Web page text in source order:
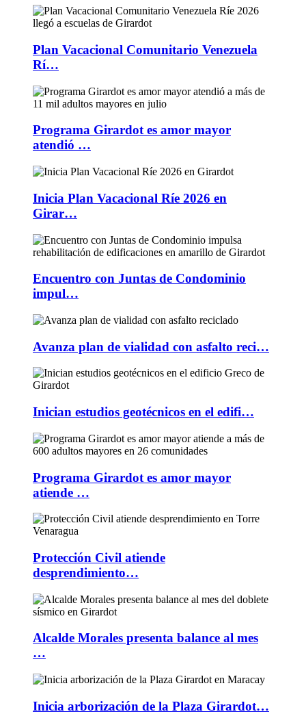
Plan Vacacional Comunitario Venezuela
Rí…
Programa Girardot es amor mayor
atendió …
Inicia Plan Vacacional Ríe 2026 en
Girar…
Encuentro con Juntas de Condominio
impul…
Avanza plan de vialidad con asfalto reci…
Inician estudios geotécnicos en el edifi…
Programa Girardot es amor mayor
atiende …
Protección Civil atiende
desprendimiento…
Alcalde Morales presenta balance al mes
…
Inicia arborización de la Plaza Girardot…